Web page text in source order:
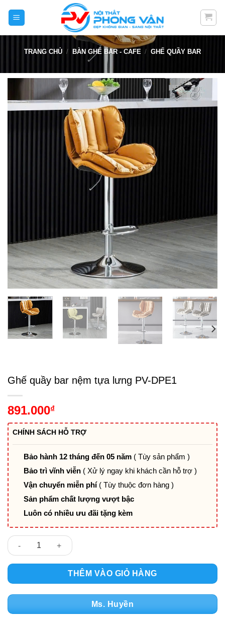
TRANG CHỦ / BÀN GHẾ BAR - CAFE / GHẾ QUẦY BAR
Ghế quầy bar nệm tựa lưng PV-DPE1
891.000₫
CHÍNH SÁCH HỖ TRỢ
Bảo hành 12 tháng đến 05 năm ( Tùy sản phẩm )
Bảo trì vĩnh viễn ( Xử lý ngay khi khách cần hỗ trợ )
Vận chuyển miễn phí ( Tùy thuộc đơn hàng )
Sản phẩm chất lượng vượt bậc
Luôn có nhiều ưu đãi tặng kèm
Ghế quầy bar nệm tựa lưng PV-DPE1 số lượng
THÊM VÀO GIỎ HÀNG
Ms. Huyền